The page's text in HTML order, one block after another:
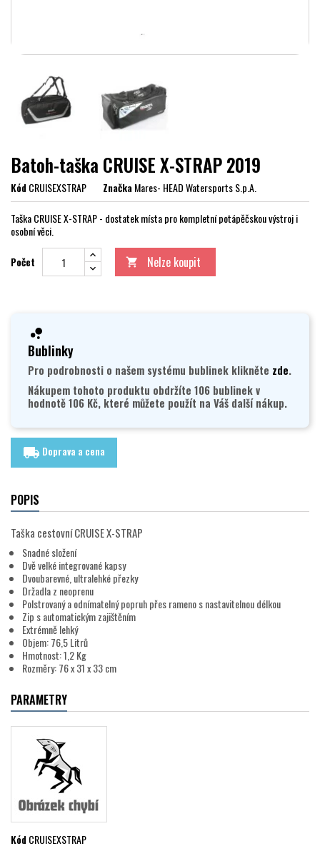
Batoh-taška CRUISE X-STRAP 2019
KódCRUISEXSTRAP ZnačkaMares- HEAD Watersports S.p.A.
Taška CRUISE X-STRAP - dostatek místa pro kompletní potápěčskou výstroj i
osobní věci.
Počet  Nelze koupit
Bublinky
Pro podrobnosti o našem systému bublinek klikněte zde.
Nákupem tohoto produktu obdržíte 106 bublinek v
hodnotě 106 Kč, které můžete použít na Váš další nákup.
local_shipping Doprava a cena
POPIS
Taška cestovní CRUISE X-STRAP
Snadné složení
Dvě velké integrované kapsy
Dvoubarevné, ultralehké přezky
Držadla z neoprenu
Polstrovaný a odnímatelný popruh přes rameno s nastavitelnou délkou
Zip s automatickým zajištěním
Extrémně lehký
Objem: 76,5 Litrů
Hmotnost: 1,2 Kg
Rozměry: 76 x 31 x 33 cm
PARAMETRY
KódCRUISEXSTRAP